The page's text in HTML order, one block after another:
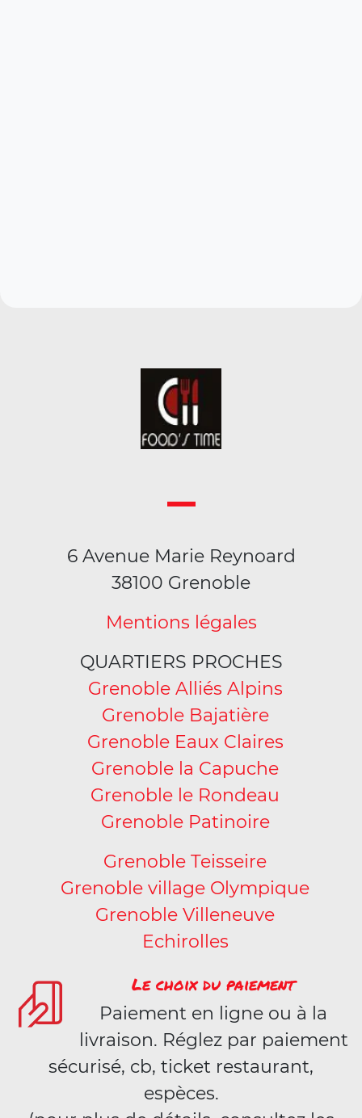
6 Avenue Marie Reynoard
38100 Grenoble
Mentions légales
QUARTIERS PROCHES
Grenoble Alliés Alpins
Grenoble Bajatière
Grenoble Eaux Claires
Grenoble la Capuche
Grenoble le Rondeau
Grenoble Patinoire
Grenoble Teisseire
Grenoble village Olympique
Grenoble Villeneuve
Echirolles
Le choix du paiement
Paiement en ligne ou à la
livraison. Réglez par paiement
sécurisé, cb, ticket restaurant,
espèces.